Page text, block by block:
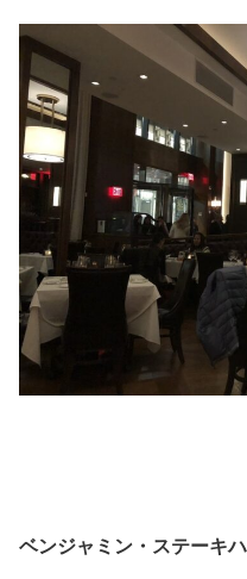
ベンジャミン・ステーキ